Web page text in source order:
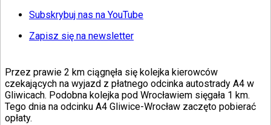
Auto
Aktualności
Auta ekologiczne
Drogi
Na wakacje
Paliwo
Porady
Subskrybuj nas na YouTube
Zapisz się na newsletter
Przez prawie 2 km ciągnęła się kolejka kierowców
czekających na wyjazd z płatnego odcinka autostrady A4 w
Gliwicach. Podobna kolejka pod Wrocławiem sięgała 1 km.
Tego dnia na odcinku A4 Gliwice-Wrocław zaczęto pobierać
opłaty.